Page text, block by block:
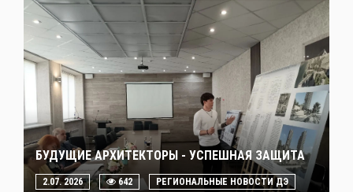
БУДУЩИЕ АРХИТЕКТОРЫ - УСПЕШНАЯ ЗАЩИТА
2.07. 2026 642 РЕГИОНАЛЬНЫЕ НОВОСТИ ДЭ